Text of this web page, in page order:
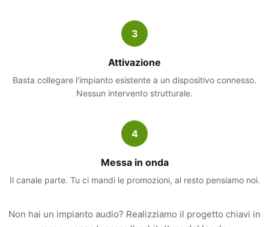
3
Attivazione
Basta collegare l'impianto esistente a un dispositivo connesso.
Nessun intervento strutturale.
4
Messa in onda
Il canale parte. Tu ci mandi le promozioni, al resto pensiamo noi.
Non hai un impianto audio? Realizziamo il progetto chiavi in